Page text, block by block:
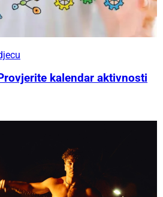
kalendar aktivnosti